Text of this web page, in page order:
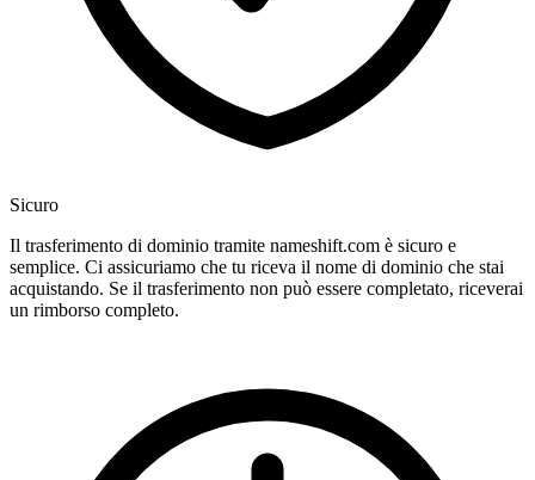
Sicuro
Il trasferimento di dominio tramite nameshift.com è sicuro e
semplice. Ci assicuriamo che tu riceva il nome di dominio che stai
acquistando. Se il trasferimento non può essere completato, riceverai
un rimborso completo.